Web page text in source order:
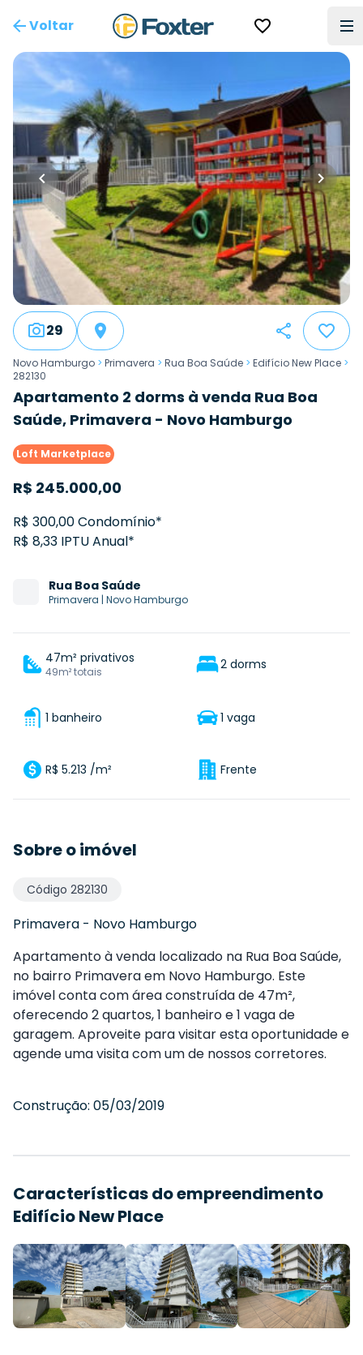
Voltar
29
Novo Hamburgo > Primavera > Rua Boa Saúde > Edifício New Place >
282130
Apartamento 2 dorms à venda Rua Boa
Saúde, Primavera - Novo Hamburgo
Loft Marketplace
R$ 245.000,00
R$ 300,00 Condomínio*
R$ 8,33 IPTU Anual*
Rua Boa Saúde
Primavera | Novo Hamburgo
47m² privativos
49m² totais 2 dorms
1 banheiro 1 vaga
R$ 5.213 /m² Frente
Sobre o imóvel
Código 282130
Primavera - Novo Hamburgo
Apartamento à venda localizado na Rua Boa Saúde,
no bairro Primavera em Novo Hamburgo. Este
imóvel conta com área construída de 47m²,
oferecendo 2 quartos, 1 banheiro e 1 vaga de
garagem. Aproveite para visitar esta oportunidade e
agende uma visita com um de nossos corretores.
Construção: 05/03/2019
Características do empreendimento
Edifício New Place